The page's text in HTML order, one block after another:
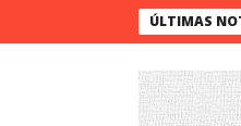
ÚLTIMAS